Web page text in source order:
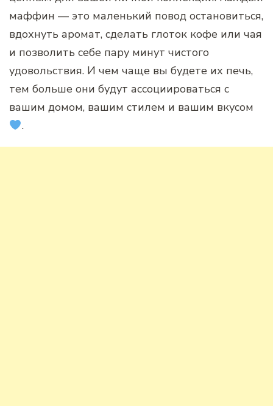
маффин — это маленький повод остановиться,
вдохнуть аромат, сделать глоток кофе или чая
и позволить себе пару минут чистого
удовольствия. И чем чаще вы будете их печь,
тем больше они будут ассоциироваться с
вашим домом, вашим стилем и вашим вкусом
.